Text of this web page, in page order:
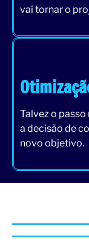
vai tornar o
Talvez o
a decisão de
novo objetivo.
Estratégias que
Aumentar a